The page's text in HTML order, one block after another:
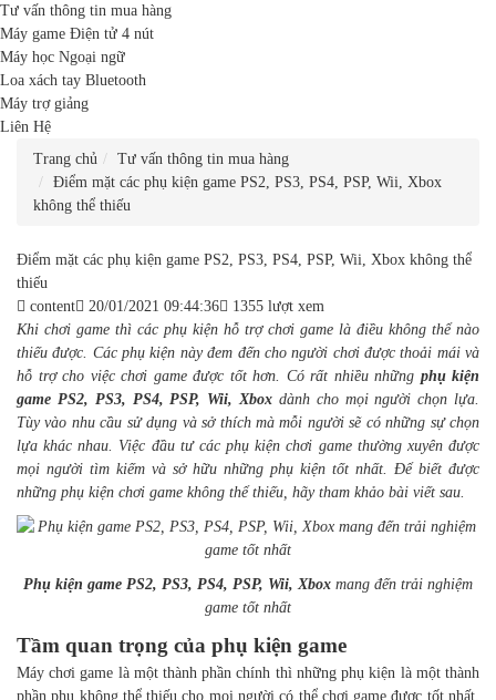
Tư vấn thông tin mua hàng
Máy game Điện tử 4 nút
Máy học Ngoại ngữ
Loa xách tay Bluetooth
Máy trợ giảng
Liên Hệ
Trang chủ
Tư vấn thông tin mua hàng
Điểm mặt các phụ kiện game PS2, PS3, PS4, PSP, Wii, Xbox
không thể thiếu
Điểm mặt các phụ kiện game PS2, PS3, PS4, PSP, Wii, Xbox không thể
thiếu
content
20/01/2021 09:44:36
1355 lượt xem
Khi chơi game thì các phụ kiện hỗ trợ chơi game là điều không thể nào
thiếu được. Các phụ kiện này đem đến cho người chơi được thoải mái và
hỗ trợ cho việc chơi game được tốt hơn. Có rất nhiều những phụ kiện
game PS2, PS3, PS4, PSP, Wii, Xbox dành cho mọi người chọn lựa.
Tùy vào nhu cầu sử dụng và sở thích mà mỗi người sẽ có những sự chọn
lựa khác nhau. Việc đầu tư các phụ kiện chơi game thường xuyên được
mọi người tìm kiếm và sở hữu những phụ kiện tốt nhất. Để biết được
những phụ kiện chơi game không thể thiếu, hãy tham khảo bài viết sau.
Phụ kiện game PS2, PS3, PS4, PSP, Wii, Xbox mang đến trải nghiệm
game tốt nhất
Tầm quan trọng của phụ kiện game
Máy chơi game là một thành phần chính thì những phụ kiện là một thành
phần phụ không thể thiếu cho mọi người có thể chơi game được tốt nhất.